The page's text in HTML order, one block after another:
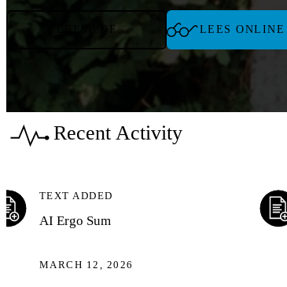
LEES PDF LEES ONLINE
Recent Activity
TEXT ADDED
AI Ergo Sum
MARCH 12, 2026